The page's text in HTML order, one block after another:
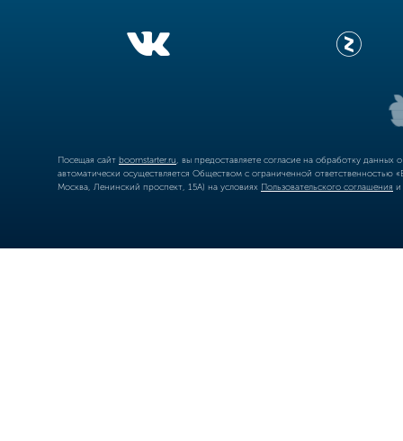
Посещая сайт boomstarter.ru , вы предоставляете согласие на обработку
автоматически осуществляется Обществом с ограниченной
Москва, Ленинский проспект, 15А) на условиях Пользовательского соглашения и